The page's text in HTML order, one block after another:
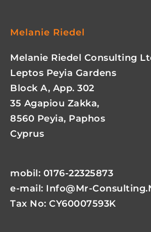
Melanie Riedel
Melanie Riedel Consulting
Leptos Peyia Gardens
Block A, App. 302
35 Agapiou Zakka,
8560 Peyia, Paphos
Cyprus
mobil: 0176-22325873
e-mail: Info@mr-
Tax No: CY60007593K